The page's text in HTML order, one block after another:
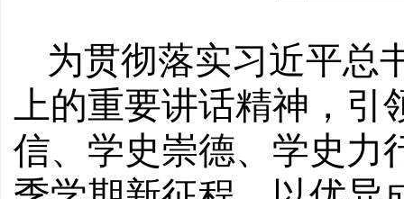
为贯彻落实习近平总
上的重要讲话精神，引
信、学史崇德、学史力